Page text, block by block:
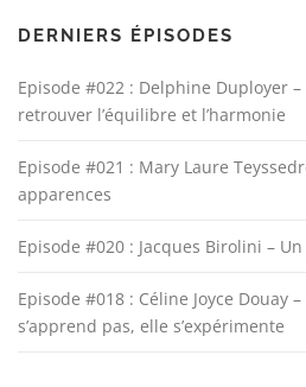
DERNIERS ÉPISODES
Episode #022 : Delphine Duployer
retrouver l’équilibre et l’harmonie
Episode #021 : Mary Laure
apparences
Episode #020 : Jacques Birolini –
Episode #018 : Céline Joyce Douay
s’apprend pas, elle s’expérimente